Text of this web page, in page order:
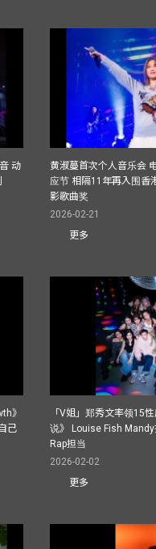
动
黄淑蔓首次个人音乐会
应节 相隔11年再入围香
影歌曲奖
2026-02-21
更多
》
己
「V姐」郑秀文率领15
说》 Louise Fish
Rap担当
2026-02-02
更多